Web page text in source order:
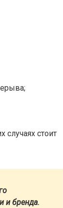
случаях стоит
и бренда.